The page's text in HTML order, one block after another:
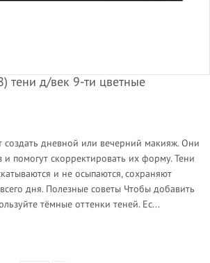
тени д/век 9-ти цветные
создать дневной или вечерний макияж. Они
и помогут скорректировать их форму. Тени
и не осыпаются, сохраняют
дня. Полезные советы Чтобы добавить
тёмные оттенки теней. Ес...